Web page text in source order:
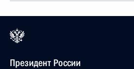
Президент России